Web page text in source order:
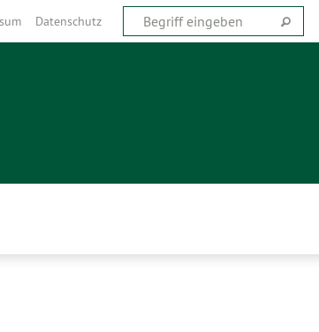
Datenschutz